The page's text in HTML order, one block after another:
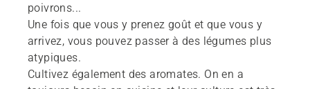
poivrons...
Une fois que vous y prenez goût et que vous y
arrivez, vous pouvez passer à des légumes plus
atypiques.
Cultivez également des aromates. On en a